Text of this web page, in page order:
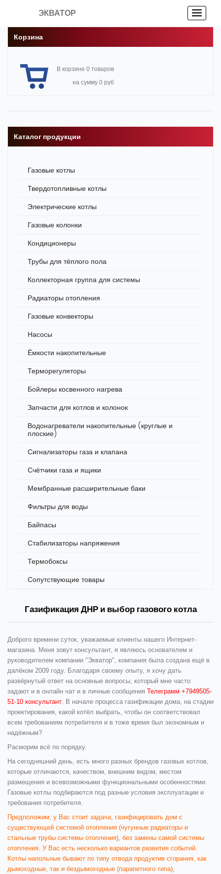
ЭКВАТОР
Корзина
В корзине 0 товаров
на сумму 0 руб
Каталог продукции
Газовые котлы
Твердотопливные котлы
Электрические котлы
Газовые колонки
Кондиционеры
Трубы для тёплого пола
Коллекторная группа для системы
Радиаторы отопления
Газовые конвекторы
Насосы
Ёмкости накопительные
Терморегуляторы
Бойлеры косвенного нагрева
Запчасти для котлов и колонок
Водонагреватели накопительные (круглые и
плоские)
Сигнализаторы газа и клапана
Счётчики газа и ящики
Мембранные расширительные баки
Фильтры для воды
Байпасы
Стабилизаторы напряжения
Термобоксы
Сопутствующие товары
Газификация ДНР и выбор газового котла
Доброго времени суток, уважаемые клиенты нашего Интернет-
магазина. Меня зовут консультант, я являюсь основателем и
руководителем компании "Экватор", компания была создана ещё в
далёком 2009 году. Благодаря своему опыту, я хочу дать
развёрнутый ответ на основные вопросы, который мне часто
задают и в онлайн чат и в личные сообщения Телеграмм +7949505-
51-10 консультант. В начале процесса газификации дома, на стадии
проектирования, какой котёл выбрать, чтобы он соответствовал
всем требованиям потребителя и в тоже время был экономным и
надёжным?
Расморим всё по порядку.
На сегодняшний день, есть много разных брендов газовых котлов,
которые отличаются, качеством, внешним видом, местом
размещения и всевозможными функциональными особенностями.
Газовые котлы подбираются под разные условия эксплуатации и
требования потребителя.
Предположим, у Вас стоит задача, газифицировать дом с
существующей системой отопления (чугунные радиаторы и
стальные трубы системы отопления), без замены самой системы
отопления. У Вас есть несколько вариантов развития событий.
Котлы напольные бывают по типу отвода продуктив сгорания, как
дымоходные, так и бездымоходные (парапетного типа),